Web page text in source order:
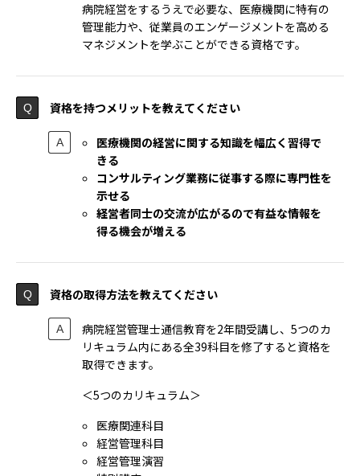
病院経営をするうえで必要な、医療機関に特有の
管理能力や、従業員のエンゲージメントを高める
マネジメントを学ぶことができる資格です。
資格を持つメリットを教えてください
医療機関の経営に関する知識を幅広く習得で
きる
コンサルティング業務に従事する際に専門性を
示せる
経営者同士の交流が広がるので有益な情報を
得る機会が増える
資格の取得方法を教えてください
病院経営管理士通信教育を2年間受講し、5つのカ
リキュラム内にある全39科目を修了すると資格を
取得できます。
＜5つのカリキュラム＞
医療関連科目
経営管理科目
経営管理演習